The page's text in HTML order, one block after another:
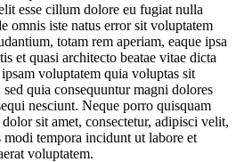
esse cillum dolore eu fugiat nulla
omnis iste natus error sit voluptatem
totam rem aperiam, eaque ipsa
et quasi architecto beatae vitae dicta
voluptatem quia voluptas sit
quia consequuntur magni dolores
nesciunt. Neque porro quisquam
sit amet, consectetur, adipisci velit,
tempora incidunt ut labore et
voluptatem.